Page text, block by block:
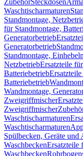
ZubehörSteckdosen
Waschtischarmaturen
Standmontage,
für Standmontage,
Generatorbetrieb
Generatorbetrieb
Standmontage,
NetzbetriebErsatzteile
Batteriebetrieb
Batteriebetrieb
Wandmontage,
Zweigriffmischer
Zweigriffmischer
Waschtischarmaturen
Waschtischarmaturen
Spülbecken, Geräte und
WaschbeckenErsatzteile
Waschbecken